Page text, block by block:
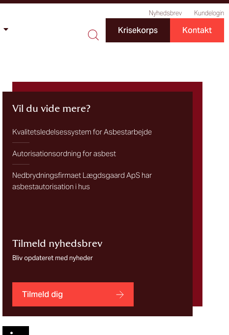
Nyhedsbrev Kundelogin
Krisekorps Kontakt
Vil du vide mere?
Kvalitetsledelsessystem for Asbestarbejde
Autorisationsordning for asbest
Nedbrydningsfirmaet Lægdsgaard ApS har
asbestautorisation i hus
Tilmeld nyhedsbrev
Bliv opdateret med nyheder
Tilmeld dig